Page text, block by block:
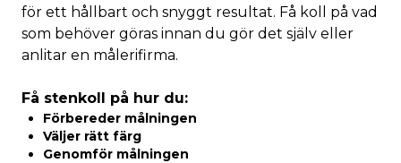
för ett hållbart och snyggt resultat. Få koll på vad
som behöver göras innan du gör det själv eller
anlitar en målerifirma.
Få stenkoll på hur du:
Förbereder målningen
Väljer rätt färg
Genomför målningen